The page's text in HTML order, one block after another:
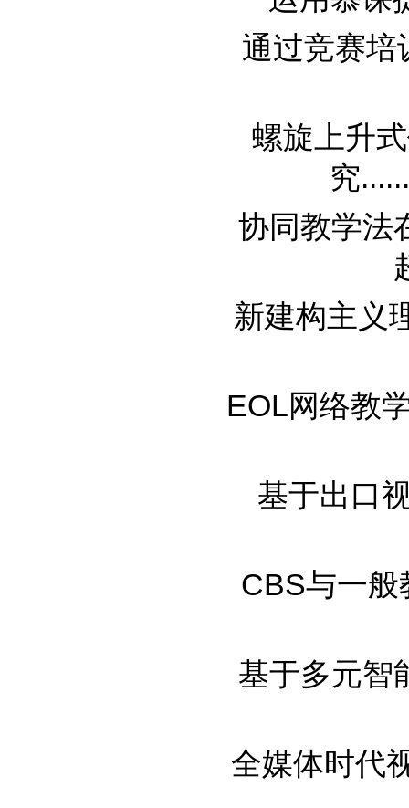
通过竞赛培
螺旋上升
究
协同教学法
新建构主义
EOL网络教
基于出口
CBS与一般
基于多元智
全媒体时代